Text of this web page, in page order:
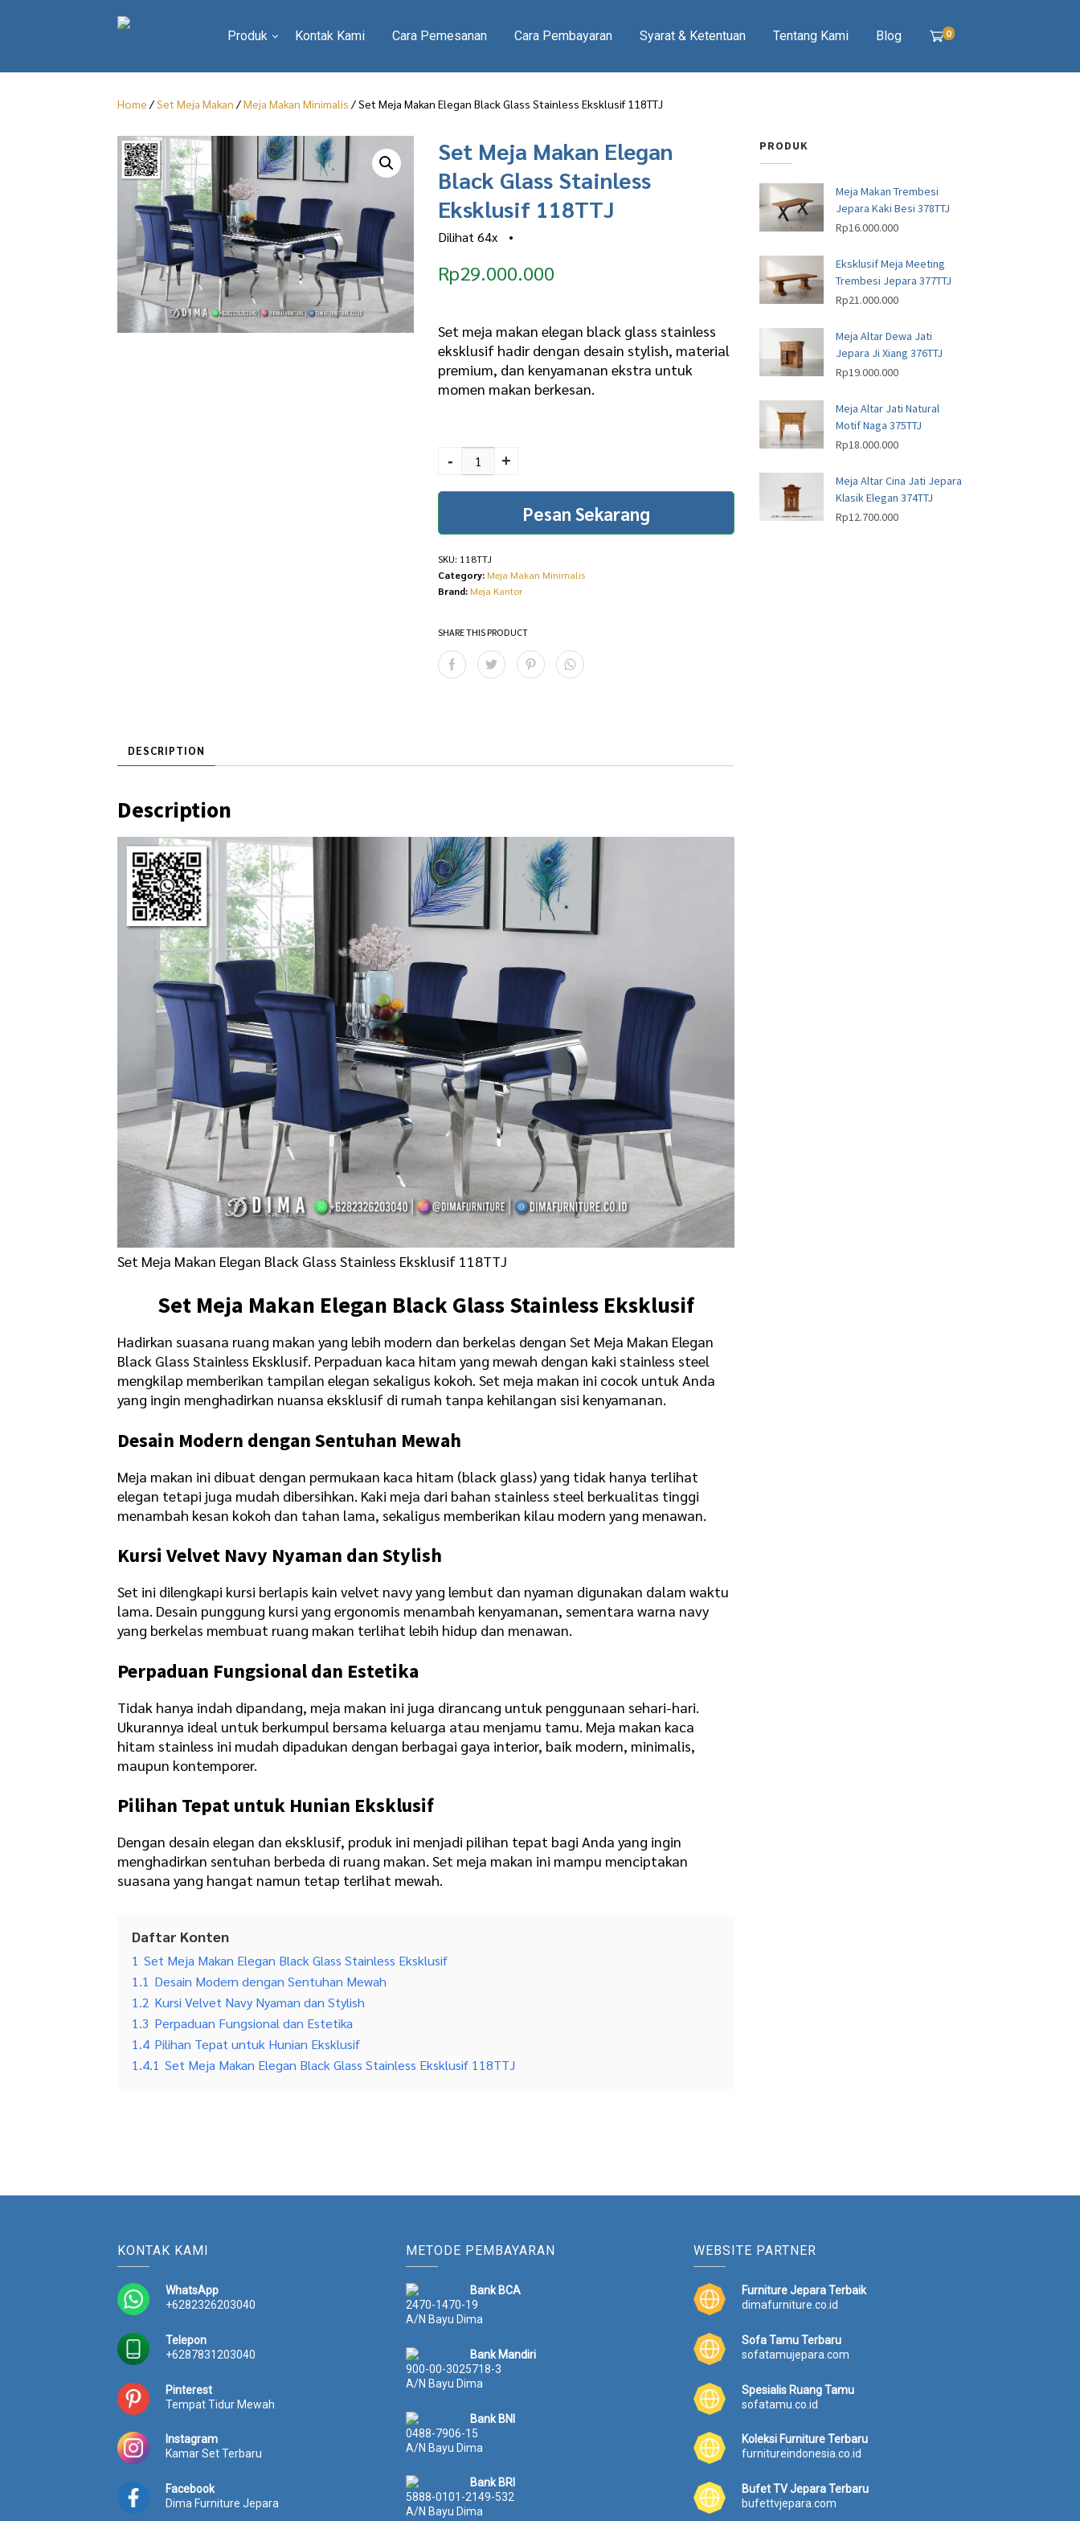
Produk Kontak Kami Cara Pemesanan Cara Pembayaran Syarat & Ketentuan Tentang Kami Blog 0
Home /Set Meja Makan /Meja Makan Minimalis / Set Meja Makan Elegan Black Glass Stainless Eksklusif 118TTJ
PRODUK
Meja Makan Trembesi
Jepara Kaki Besi 378TTJ
Rp16.000.000
Eksklusif Meja Meeting
Trembesi Jepara 377TTJ
Rp21.000.000
Meja Altar Dewa Jati
Jepara Ji Xiang 376TTJ
Rp19.000.000
Meja Altar Jati Natural
Motif Naga 375TTJ
Rp18.000.000
Meja Altar Cina Jati Jepara
Klasik Elegan 374TTJ
Rp12.700.000
Set Meja Makan Elegan
Black Glass Stainless
Eksklusif 118TTJ
Dilihat64x •
Rp29.000.000
Set meja makan elegan black glass stainless
eksklusif hadir dengan desain stylish, material
premium, dan kenyamanan ekstra untuk
momen makan berkesan.
Black Glass Stainless
Eksklusif 118TTJ
quantity
- +
Pesan Sekarang
SKU: 118TTJ
Category: Meja Makan Minimalis
Brand: Meja Kantor
SHARE THIS PRODUCT
DESCRIPTION
Description
Set Meja Makan Elegan Black Glass Stainless Eksklusif 118TTJ
Set Meja Makan Elegan Black Glass Stainless Eksklusif
Hadirkan suasana ruang makan yang lebih modern dan berkelas dengan Set Meja Makan Elegan
Black Glass Stainless Eksklusif. Perpaduan kaca hitam yang mewah dengan kaki stainless steel
mengkilap memberikan tampilan elegan sekaligus kokoh. Set meja makan ini cocok untuk Anda
yang ingin menghadirkan nuansa eksklusif di rumah tanpa kehilangan sisi kenyamanan.
Desain Modern dengan Sentuhan Mewah
Meja makan ini dibuat dengan permukaan kaca hitam (black glass) yang tidak hanya terlihat
elegan tetapi juga mudah dibersihkan. Kaki meja dari bahan stainless steel berkualitas tinggi
menambah kesan kokoh dan tahan lama, sekaligus memberikan kilau modern yang menawan.
Kursi Velvet Navy Nyaman dan Stylish
Set ini dilengkapi kursi berlapis kain velvet navy yang lembut dan nyaman digunakan dalam waktu
lama. Desain punggung kursi yang ergonomis menambah kenyamanan, sementara warna navy
yang berkelas membuat ruang makan terlihat lebih hidup dan menawan.
Perpaduan Fungsional dan Estetika
Tidak hanya indah dipandang, meja makan ini juga dirancang untuk penggunaan sehari-hari.
Ukurannya ideal untuk berkumpul bersama keluarga atau menjamu tamu. Meja makan kaca
hitam stainless ini mudah dipadukan dengan berbagai gaya interior, baik modern, minimalis,
maupun kontemporer.
Pilihan Tepat untuk Hunian Eksklusif
Dengan desain elegan dan eksklusif, produk ini menjadi pilihan tepat bagi Anda yang ingin
menghadirkan sentuhan berbeda di ruang makan. Set meja makan ini mampu menciptakan
suasana yang hangat namun tetap terlihat mewah.
Daftar Konten
1 Set Meja Makan Elegan Black Glass Stainless Eksklusif
1.1 Desain Modern dengan Sentuhan Mewah
1.2 Kursi Velvet Navy Nyaman dan Stylish
1.3 Perpaduan Fungsional dan Estetika
1.4 Pilihan Tepat untuk Hunian Eksklusif
1.4.1 Set Meja Makan Elegan Black Glass Stainless Eksklusif 118TTJ
KONTAK KAMI
WhatsApp
+6282326203040
Telepon
+6287831203040
Pinterest
Tempat Tidur Mewah
Instagram
Kamar Set Terbaru
Facebook
Dima Furniture Jepara
METODE PEMBAYARAN
Bank BCA
2470-1470-19
A/N Bayu Dima
Bank Mandiri
900-00-3025718-3
A/N Bayu Dima
Bank BNI
0488-7906-15
A/N Bayu Dima
Bank BRI
5888-0101-2149-532
A/N Bayu Dima
WEBSITE PARTNER
Furniture Jepara Terbaik
dimafurniture.co.id
Sofa Tamu Terbaru
sofatamujepara.com
Spesialis Ruang Tamu
sofatamu.co.id
Koleksi Furniture Terbaru
furnitureindonesia.co.id
Bufet TV Jepara Terbaru
bufettvjepara.com